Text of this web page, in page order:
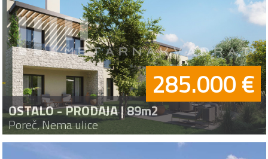
OSTALO - PRODAJA | 89m2
Poreč, Nema ulice
285.000 €